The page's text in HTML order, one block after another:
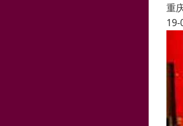
重
19-